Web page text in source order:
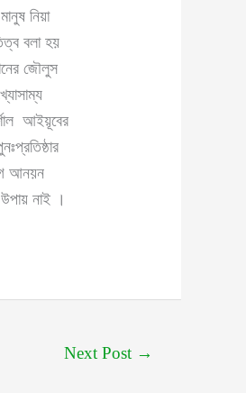
নিয়া
বলা হয়
জৌলুস
আইয়ূবের
আনয়ন
নাই ।
Next Post →